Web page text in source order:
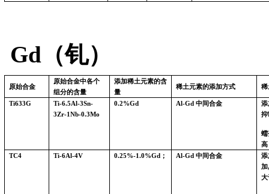
Gd（钆）
原始合金
原始合金中各个
组分的含量
添加稀土元素的含
量
稀土元素的添加方式 稀
Ti633G
Ti-6.5Al-3Sn-
3Zr-1Nb-0.3Mo
0.2%Gd Al-Gd 中间合金
添
抑
蠕
高
TC4
Ti-6Al-4V 0.25%-1.0%Gd ； Al-Gd 中间合金
添
加,
大